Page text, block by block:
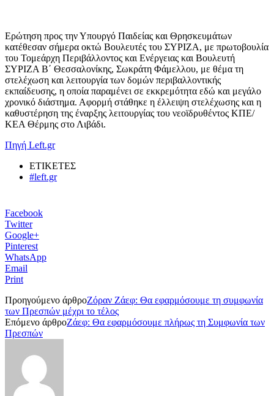
Ερώτηση προς την Υπουργό Παιδείας και Θρησκευμάτων
κατέθεσαν σήμερα οκτώ Βουλευτές του ΣΥΡΙΖΑ, με πρωτοβουλία
του Τομεάρχη Περιβάλλοντος και Ενέργειας και Βουλευτή
ΣΥΡΙΖΑ Β΄ Θεσσαλονίκης, Σωκράτη Φάμελλου, με θέμα τη
στελέχωση και λειτουργία των δομών περιβαλλοντικής
εκπαίδευσης, η οποία παραμένει σε εκκρεμότητα εδώ και μεγάλο
χρονικό διάστημα. Αφορμή στάθηκε η έλλειψη στελέχωσης και η
καθυστέρηση της έναρξης λειτουργίας του νεοϊδρυθέντος ΚΠΕ/
ΚΕΑ Θέρμης στο Λιβάδι.
Πηγή Left.gr
ΕΤΙΚΕΤΕΣ
#left.gr
Facebook
Twitter
Google+
Pinterest
WhatsApp
Email
Print
Προηγούμενο άρθροΖόραν Ζάεφ: Θα εφαρμόσουμε τη συμφωνία
των Πρεσπών μέχρι το τέλος
Επόμενο άρθροΖάεφ: Θα εφαρμόσουμε πλήρως τη Συμφωνία των
Πρεσπών